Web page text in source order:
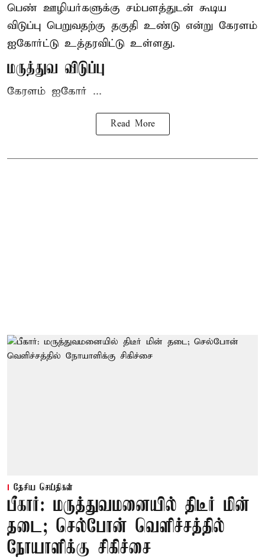
பெண் ஊழியர்களுக்கு சம்பளத்துடன் கூடிய
விடுப்பு பெறுவதற்கு தகுதி உண்டு என்று கேரளம்
ஐகோர்ட்டு உத்தரவிட்டு உள்ளது.
மருத்துவ விடுப்பு
கேரளம் ஐகோர் ...
Read More
தேசிய செய்திகள்
பீகார்: மருத்துவமனையில் திடீர் மின்
தடை; செல்போன் வெளிச்சத்தில்
நோயாளிக்கு சிகிச்சை